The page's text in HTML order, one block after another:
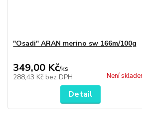
"Osadi" ARAN merino sw 166m/100g
349,00 Kč/ks
288,43 Kč bez DPH Není
Detail